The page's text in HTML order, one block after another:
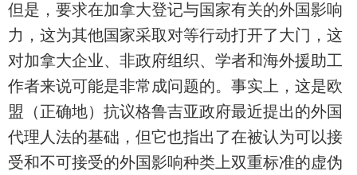
但是，要求在加拿大登记与国家有关的外国影响
力，这为其他国家采取对等行动打开了大门，这
对加拿大企业、非政府组织、学者和海外援助工
作者来说可能是非常成问题的。事实上，这是欧
盟（正确地）抗议格鲁吉亚政府最近提出的外国
代理人法的基础，但它也指出了在被认为可以接
受和不可接受的外国影响种类上双重标准的虚伪